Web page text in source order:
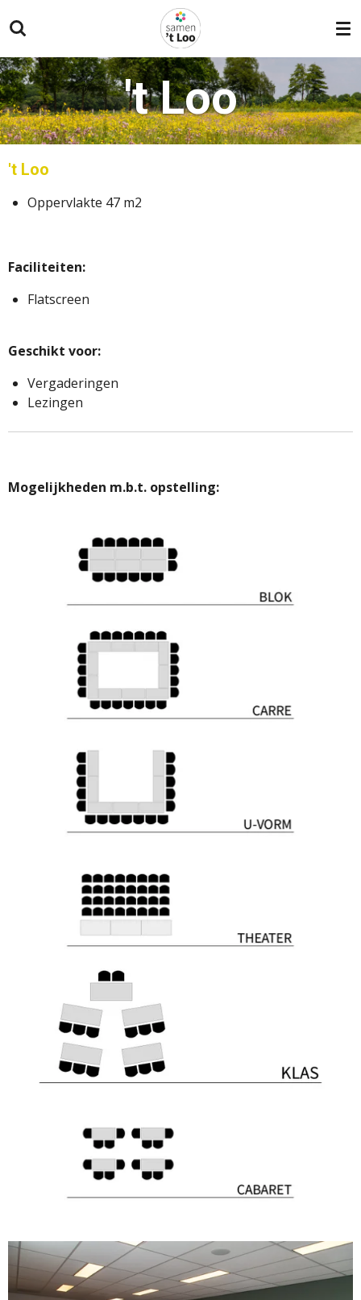
direct
naar
de
hoofdinhoud
't Loo
't Loo
Oppervlakte 47 m2
Faciliteiten:
Flatscreen
Geschikt voor:
Vergaderingen
Lezingen
Mogelijkheden m.b.t. opstelling: